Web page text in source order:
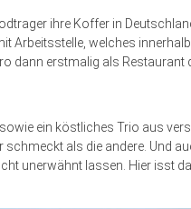
ihre Koffer in
Arbeitsstelle, welches
dann erstmalig als Restaurant
ein köstliches Trio aus
als die andere. Und
unerwähnt lassen. Hier isst